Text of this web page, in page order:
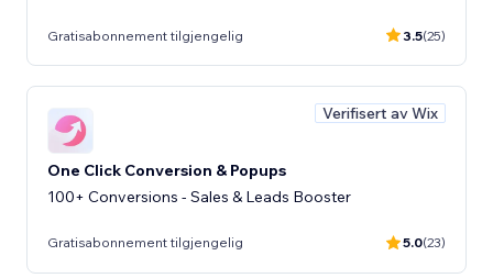
Gratisabonnement tilgjengelig 3.5(25)
Verifisert av Wix
One Click Conversion & Popups
100+ Conversions - Sales & Leads Booster
Gratisabonnement tilgjengelig 5.0(23)